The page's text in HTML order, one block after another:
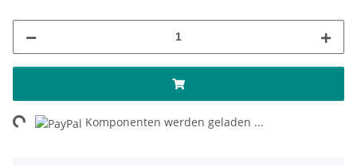
Komponenten werden geladen ...